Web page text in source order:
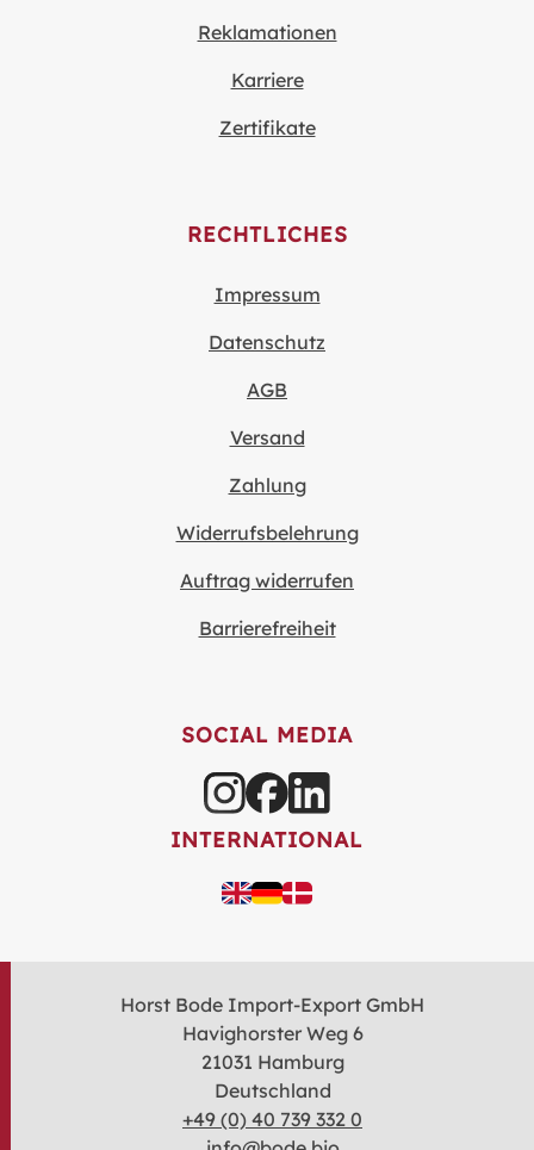
Reklamationen
Karriere
Zertifikate
RECHTLICHES
Impressum
Datenschutz
AGB
Versand
Zahlung
Widerrufsbelehrung
Auftrag widerrufen
Barrierefreiheit
SOCIAL MEDIA
INTERNATIONAL
Horst Bode Import-Export GmbH
Havighorster Weg 6
21031 Hamburg
Deutschland
+49 (0) 40 739 332 0